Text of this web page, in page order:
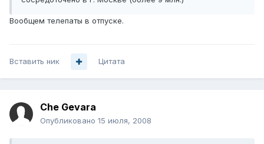
Вообщем телепаты в отпуске.
Вставить ник Цитата
Che Gevara
Опубликовано 15 июля, 2008